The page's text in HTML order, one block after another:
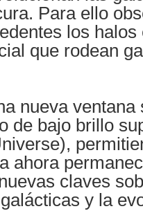
Para ello
los
que rodean
nueva ventana
de bajo brillo
ahora
claves
y la